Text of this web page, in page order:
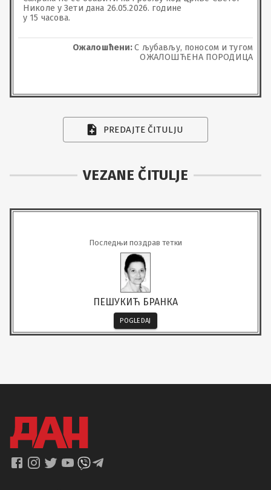
Николе у Зети дана 26.05.2026. године
у 15 часова.
Ожалошћени:С љубављу, поносом и тугом
ОЖАЛОШЋЕНА ПОРОДИЦА
PREDAJTE ČITULJU
VEZANE ČITULJE
Последњи поздрав тетки
ПЕШУКИЋ БРАНКА
POGLEDAJ